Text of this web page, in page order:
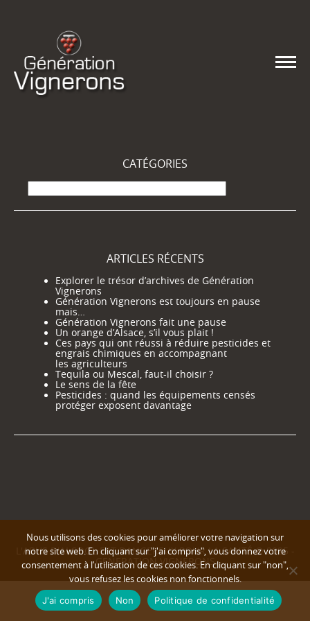
CATÉGORIES
Catégories
ARTICLES RÉCENTS
Explorer le trésor d’archives de Génération
Vignerons
Génération Vignerons est toujours en pause
mais…
Génération Vignerons fait une pause
Un orange d’Alsace, s’il vous plait !
Ces pays qui ont réussi à réduire pesticides et
engrais chimiques en accompagnant
les agriculteurs
Tequila ou Mescal, faut-il choisir ?
Le sens de la fête
Pesticides : quand les équipements censés
protéger exposent davantage
L'ABUS D'ALCOOL EST DANGEREUX POUR LA SANTÉ © 2025 -
GENERATION VIGNERONS
Nous utilisons des cookies pour améliorer votre navigation sur
notre site web. En cliquant sur "j'ai compris", vous donnez votre
consentement à l’utilisation de ces cookies. En cliquant sur "non",
vous refusez les cookies non fonctionnels.
J'ai compris Non Politique de confidentialité